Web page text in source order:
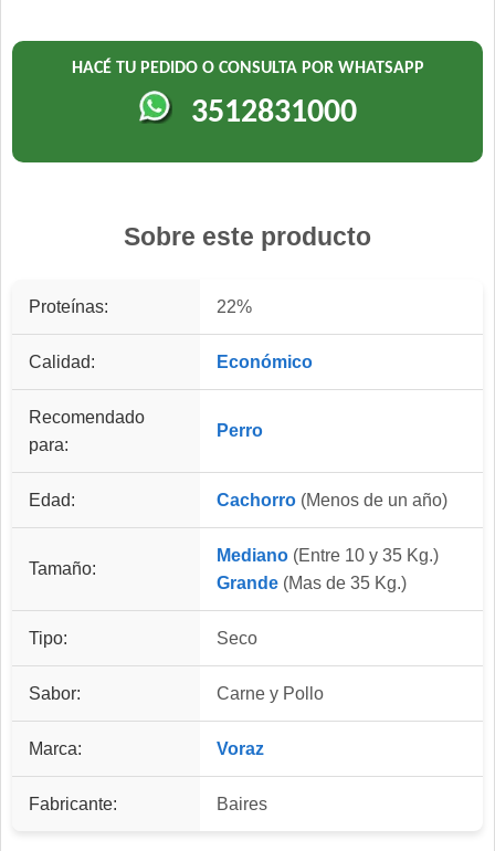
HACÉ TU PEDIDO O CONSULTA POR WHATSAPP
3512831000
Sobre este producto
Proteínas: 22%
Calidad: Económico
Recomendado
para:
Perro
Edad: Cachorro (Menos de un año)
Tamaño:
Mediano (Entre 10 y 35 Kg.)
Grande (Mas de 35 Kg.)
Tipo: Seco
Sabor: Carne y Pollo
Marca: Voraz
Fabricante: Baires